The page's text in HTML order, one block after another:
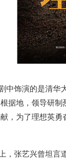
中饰演的是清华
据地，领导研
，为了理想英
，张艺兴曾坦言